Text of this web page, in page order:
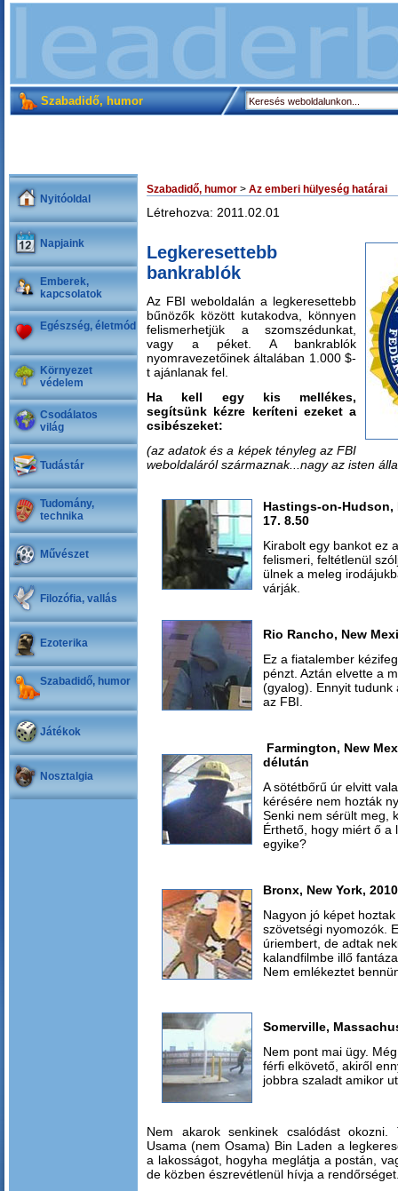
Szabadidő, humor
Nyitóoldal
Napjaink
Emberek,
kapcsolatok
Egészség, életmód
Környezet
védelem
Csodálatos
világ
Tudástár
Tudomány,
technika
Művészet
Filozófia, vallás
Ezoterika
Szabadidő, humor
Játékok
Nosztalgia
Szabadidő, humor > Az emberi hülyeség határai
Létrehozva: 2011.02.01
Legkeresettebb
bankrablók
Az FBI weboldalán a legkeresettebb
bűnözők között kutakodva, könnyen
felismerhetjük a szomszédunkat,
vagy a péket. A bankrablók
nyomravezetőinek általában 1.000 $-
t ajánlanak fel.
Ha kell egy kis mellékes,
segítsünk kézre keríteni ezeket a
csibészeket:
(az adatok és a képek tényleg az FBI
weboldaláról származnak...nagy az isten
Hastings-on-Hudson,
17. 8.50
Kirabolt egy bankot ez
felismeri, feltétlenül
ülnek a meleg
várják.
Rio Rancho, New
Ez a fiatalember
pénzt. Aztán elvette a
(gyalog). Ennyit
az FBI.
Farmington, New
délután
A sötétbőrű úr elvitt
kérésére nem hozták
Senki nem sérült meg,
Érthető, hogy miért ő a
egyike?
Bronx, New York,
Nagyon jó képet
szövetségi nyomozók.
úriembert, de adtak
kalandfilmbe illő
Nem emlékeztet
Somerville,
Nem pont mai ügy.
férfi elkövető, akiről
jobbra szaladt amikor
Nem akarok senkinek csalódást okozni.
Usama (nem Osama) Bin Laden a
a lakosságot, hogyha meglátja a postán,
de közben észrevétlenül hívja a